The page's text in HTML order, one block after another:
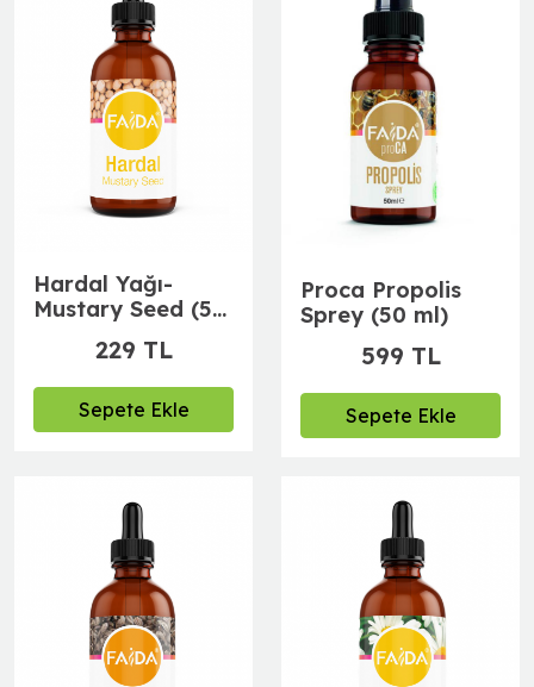
Hardal Yağı-
Mustary Seed (50
229 TL
Sepete Ekle
Proca Propolis
Sprey (50 ml)
599 TL
Sepete Ekle